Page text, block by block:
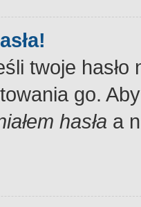
twoje
go.
hasła a